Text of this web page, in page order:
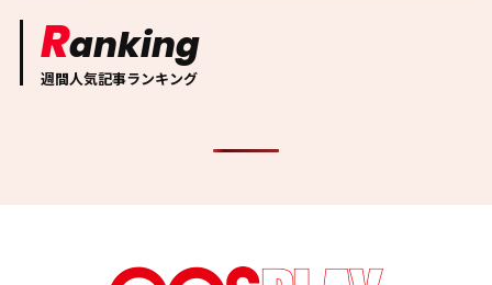
Ranking
週間人気記事ランキング